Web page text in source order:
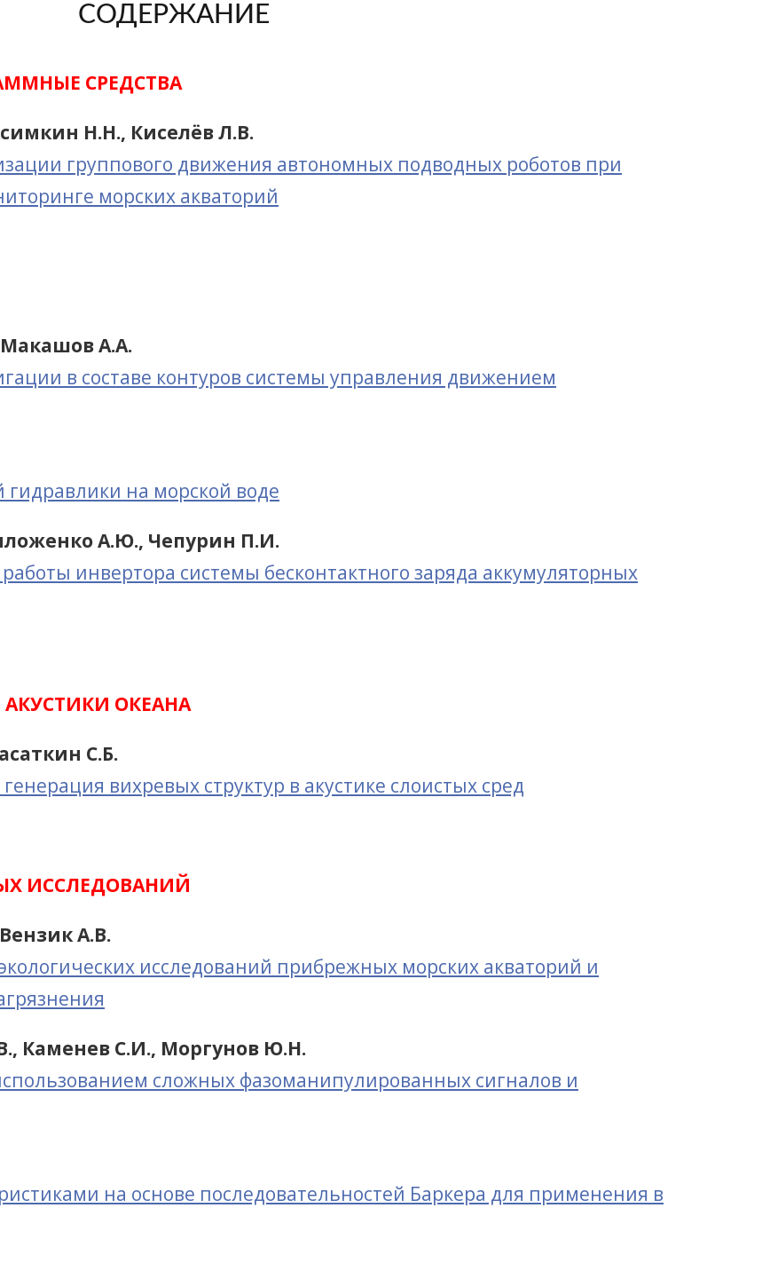
СОДЕРЖАНИЕ
СРЕДСТВА
Н.Н., Киселёв Л.В.
группового движения автономных подводных роботов при
морских акваторий
Макашов А.А.
в составе контуров системы управления движением
на морской воде
А.Ю., Чепурин П.И.
инвертора системы бесконтактного заряда аккумуляторных
ОКЕАНА
С.Б.
вихревых структур в акустике слоистых сред
ИССЛЕДОВАНИЙ
А.В.
исследований прибрежных морских акваторий и
Каменев С.И., Моргунов Ю.Н.
сложных фазоманипулированных сигналов и
на основе последовательностей Баркера для применения в